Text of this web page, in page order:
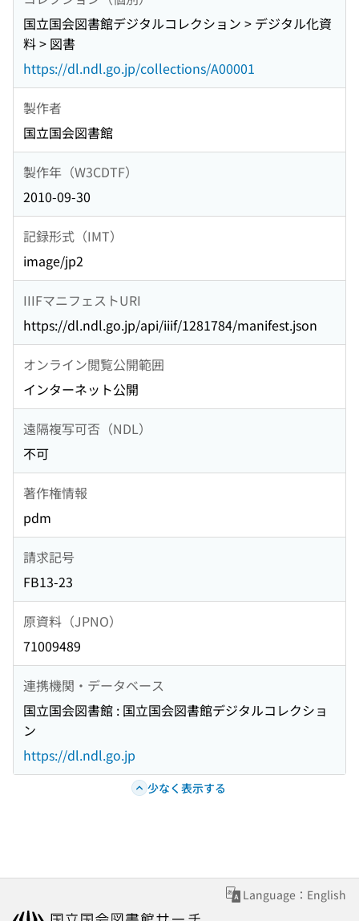
国立国会図書館デジタルコレクション > デジタル化資
料 > 図書
https://dl.ndl.go.jp/collections/A00001
製作者
国立国会図書館
製作年（W3CDTF）
2010-09-30
記録形式（IMT）
image/jp2
IIIFマニフェストURI
https://dl.ndl.go.jp/api/iiif/1281784/manifest.json
オンライン閲覧公開範囲
インターネット公開
遠隔複写可否（NDL）
不可
著作権情報
pdm
請求記号
FB13-23
原資料（JPNO）
71009489
連携機関・データベース
国立国会図書館 : 国立国会図書館デジタルコレクショ
ン
https://dl.ndl.go.jp
少なく表示する
Language：English